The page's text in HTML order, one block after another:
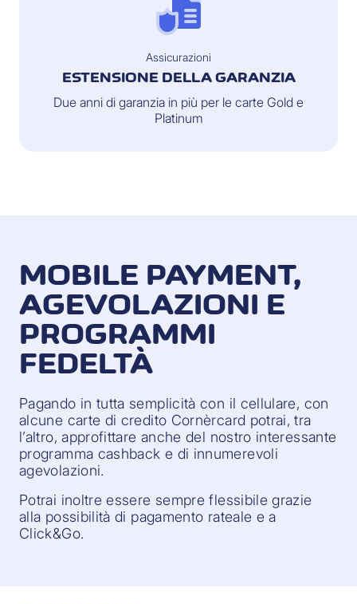
Assicurazioni
ESTENSIONE DELLA GARANZIA
Due anni di garanzia in più per le carte Gold e
Platinum
MOBILE PAYMENT,
AGEVOLAZIONI E
PROGRAMMI
FEDELTÀ
Pagando in tutta semplicità con il cellulare, con
alcune carte di credito Cornèrcard potrai, tra
lʼaltro, approfittare anche del nostro interessante
programma cashback e di innumerevoli
agevolazioni.
Potrai inoltre essere sempre flessibile grazie
alla possibilità di pagamento rateale e a
Click&Go.